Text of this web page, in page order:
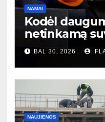
NAMAI
Kodėl
netinkamą
– ir to net
BAL 30, 2026
NAUJIENOS